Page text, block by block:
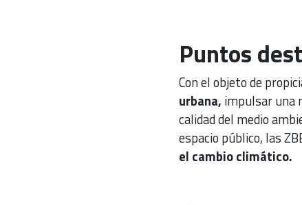
Puntos
Con el objeto de
urbana, impulsar una
calidad del medio
espacio público, las
el cambio climático.